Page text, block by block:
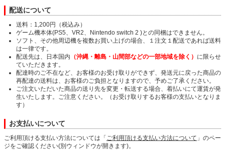
配送について
送料：1,200円（税込み）
ゲーム機本体(PS5、VR2、Nintendo switch 2 )との同梱はできません。
ソフト、その他周辺機を複数お買い上げの場合、１注文１配送であれば送料
は一律です。
配送先は、日本国内 （沖縄・離島・山間部などの一部地域を除く） に限らせ
ていただきます。
配達時のご不在など、お客様のお受け取りができず、発送元に戻った商品の
再配達の送料は、お客様のご負担となりますので、予めご了承ください。
ご注文いただいた商品の送り先を変更・転送する場合、着払いにて運賃が発
生いたします。ご注意ください。（お受け取りするお客様の支払いとなりま
す）
お支払いについて
ご利用頂ける支払い方法については「 ご利用頂ける支払い方法について 」のペー
ジをご確認ください(別ウィンドウが開きます)。